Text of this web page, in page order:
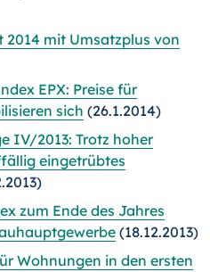
mit Umsatzplus von
EPX: Preise für
sich (26.1.2014)
IV/2013: Trotz hoher
eingetrübtes
zum Ende des Jahres
(18.12.2013)
Wohnungen in den ersten